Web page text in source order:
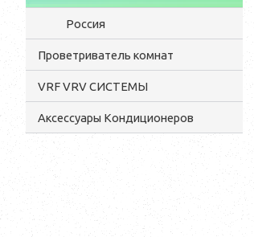
Россия
Проветриватель комнат
VRF VRV СИСТЕМЫ
Аксессуары Кондиционеров